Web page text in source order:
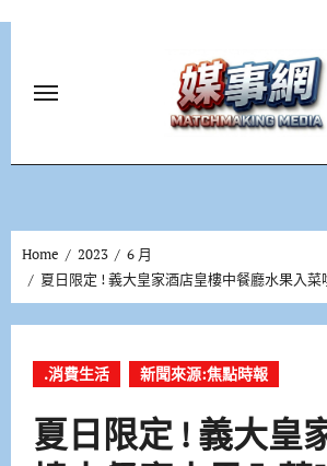
Home 2023
6 月
夏日限定 ! 義大皇家酒店皇樓中餐廳水果入菜
.消費生活 新聞來源:焦點時報
夏日限定 ! 義大皇